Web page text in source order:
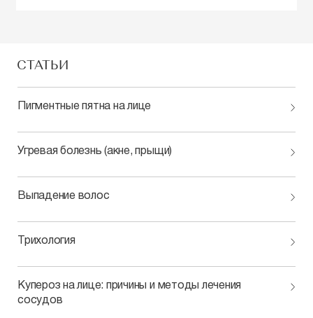
СТАТЬИ
Пигментные пятна на лице
Угревая болезнь (акне, прыщи)
Выпадение волос
Трихология
Купероз на лице: причины и методы лечения
сосудов